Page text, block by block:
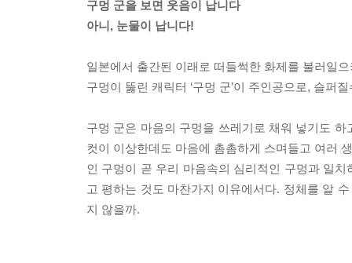
구멍 군을 보면 웃음이 납니다
아니, 눈물이 납니다!
일본에서 출간된 이래로 떠들썩한 화제를 불러일
구멍이 뚫린 캐릭터 ‘구멍 군’이 주인공으로, 슬퍼
구멍 군은 마음의 구멍을 쓰레기로 채워 넣기도
컷이 이상한데도 마음에 촘촘하게 스며들고 여러
인 구멍이 곧 우리 마음속의 심리적인 구멍과 일치
고 평하는 것도 마찬가지 이유에서다. 정체를 알
지 않을까.